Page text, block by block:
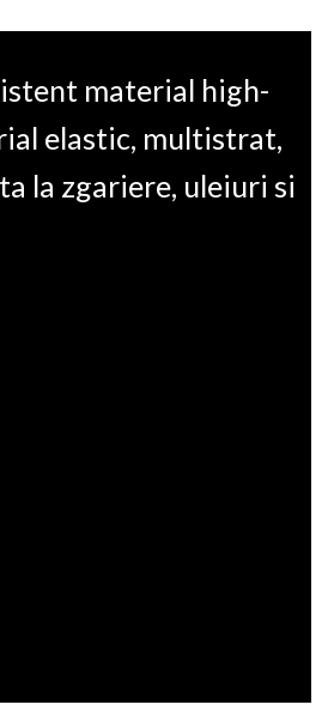
material high-
elastic, multistrat,
la zgariere, uleiuri si